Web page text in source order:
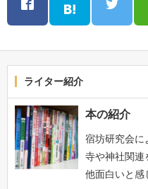
ライター紹介
本の紹介
宿坊研究会に
寺や神社関連
他面白いと感